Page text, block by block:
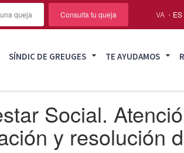
VA ES
queja Consulta tu queja
SÍNDIC DE GREUGES TE AYUDAMOS
Social.
y resolución